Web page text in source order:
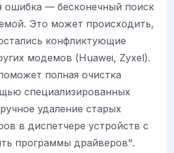
ошибка — бесконечный поиск
Это может происходить,
конфликтующие
модемов (Huawei, Zyxel).
полная очистка
специализированных
удаление старых
в диспетчере устройств с
программы драйверов".